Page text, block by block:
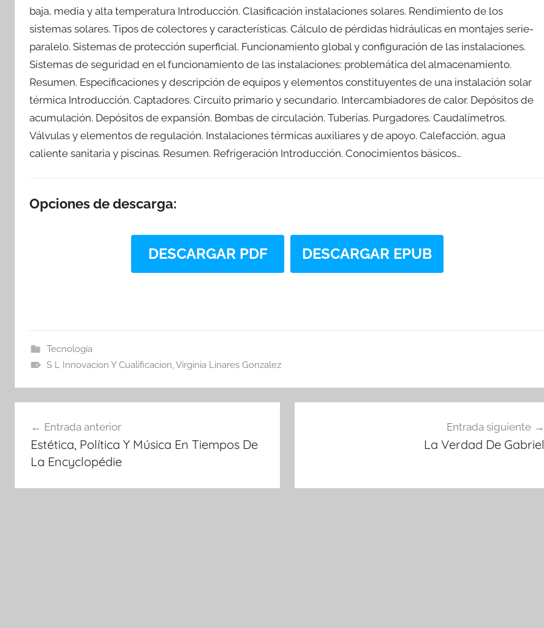
baja, media y alta temperatura Introducción. Clasificación instalaciones solares. Rendimiento de los
sistemas solares. Tipos de colectores y características. Cálculo de pérdidas hidráulicas en montajes serie-
paralelo. Sistemas de protección superficial. Funcionamiento global y configuración de las instalaciones.
Sistemas de seguridad en el funcionamiento de las instalaciones: problemática del almacenamiento.
Resumen. Especificaciones y descripción de equipos y elementos constituyentes de una instalación solar
térmica Introducción. Captadores. Circuito primario y secundario. Intercambiadores de calor. Depósitos de
acumulación. Depósitos de expansión. Bombas de circulación. Tuberías. Purgadores. Caudalímetros.
Válvulas y elementos de regulación. Instalaciones térmicas auxiliares y de apoyo. Calefacción, agua
caliente sanitaria y piscinas. Resumen. Refrigeración Introducción. Conocimientos básicos…
Opciones de descarga:
DESCARGAR PDF DESCARGAR EPUB
Tecnología
S L Innovacion Y Cualificacion,Virginia Linares Gonzalez
de
entradas
Entrada anterior
Estética, Política Y Música En Tiempos De
La Encyclopédie
Entrada siguiente
La Verdad De Gabriel